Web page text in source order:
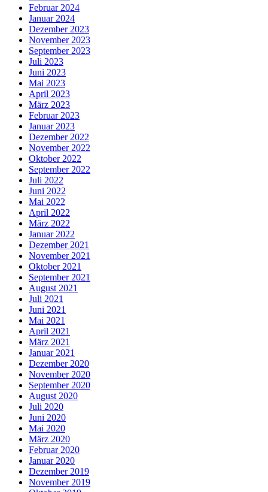
Februar 2024
Januar 2024
Dezember 2023
November 2023
September 2023
Juli 2023
Juni 2023
Mai 2023
April 2023
März 2023
Februar 2023
Januar 2023
Dezember 2022
November 2022
Oktober 2022
September 2022
Juli 2022
Juni 2022
Mai 2022
April 2022
März 2022
Januar 2022
Dezember 2021
November 2021
Oktober 2021
September 2021
August 2021
Juli 2021
Juni 2021
Mai 2021
April 2021
März 2021
Januar 2021
Dezember 2020
November 2020
September 2020
August 2020
Juli 2020
Juni 2020
Mai 2020
März 2020
Februar 2020
Januar 2020
Dezember 2019
November 2019